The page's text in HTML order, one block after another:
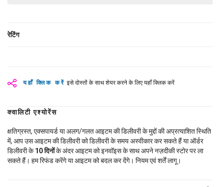
रेटिंग
यहाँ क्लिक करें इसे दोस्तों के साथ शेयर करने के लिए यहाँ क्लिक करें
क्वालिटी एश्योरेंस
क्षतिग्रस्त, एक्सपायर्ड या अलग/गलत आइटम की डिलीवरी के मुद्दों की अप्रत्याशित स्थिति
में, आप उस आइटम की डिलीवरी को डिलीवरी के समय अस्वीकार कर सकते हैं या ऑर्डर
डिलीवरी के 10दिनोंके अंदर आइटम को इनवॉइस के साथ अपने नज़दीकी स्टोर पर ला
सकते हैं। हम रिफंड करेंगे या आइटम को बदल कर देंगे। नियम एवं शर्तें लागू।